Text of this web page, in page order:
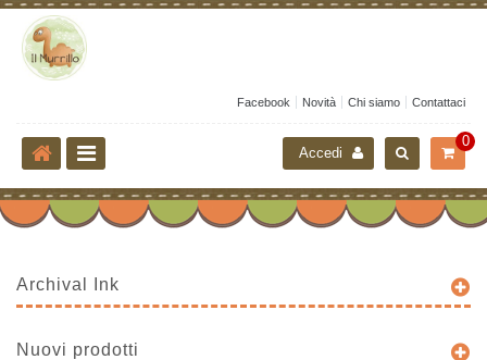
Facebook Novità Chi siamo Contattaci
0
Accedi
Archival Ink
Nuovi prodotti